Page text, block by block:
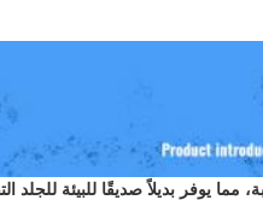
مما يوفر بديلاً صديقًا للبيئة